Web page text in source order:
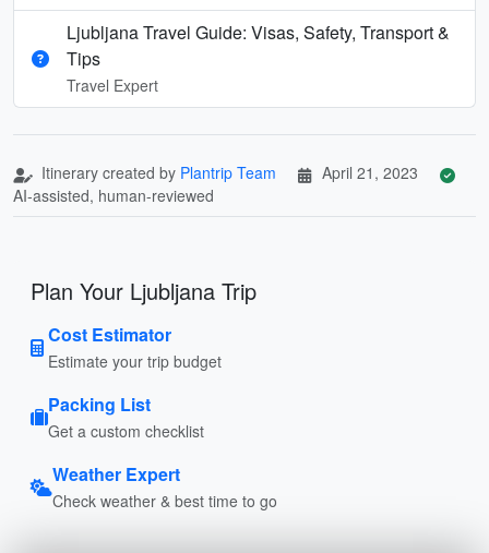
Ljubljana Travel Guide: Visas, Safety, Transport &
Tips
Travel Expert
Itinerary created by Plantrip Team
April 21, 2023
AI-assisted, human-reviewed
Plan Your Ljubljana Trip
Cost Estimator
Estimate your trip budget
Packing List
Get a custom checklist
Weather Expert
Check weather & best time to go